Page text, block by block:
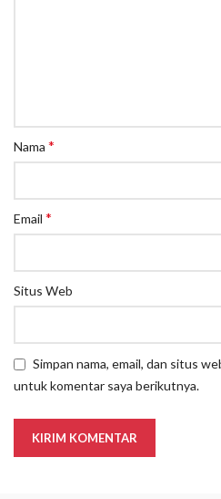
Nama *
Email *
Situs Web
Simpan nama, email, dan situs
untuk komentar saya berikutnya.